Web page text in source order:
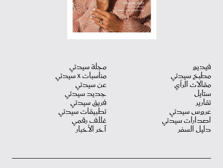
فيديو
مطبخ سيدتي
مقالات الرأي
ستايل
تقارير
عروس سيدتي
اصدارات سيدتي
دليل السفر
مجلة سيدتي
مناسبات X سيدتي
عن سيدتي
جديد سيدتي
فريق سيدتي
تطبيقات سيدتي
غلاف رقمي
آخر الأخبار